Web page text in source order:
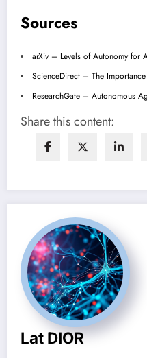
Sources
arXiv – Levels of Autonomy for
ScienceDirect – The
ResearchGate – Autonomous
Share this content:
Lat DIOR